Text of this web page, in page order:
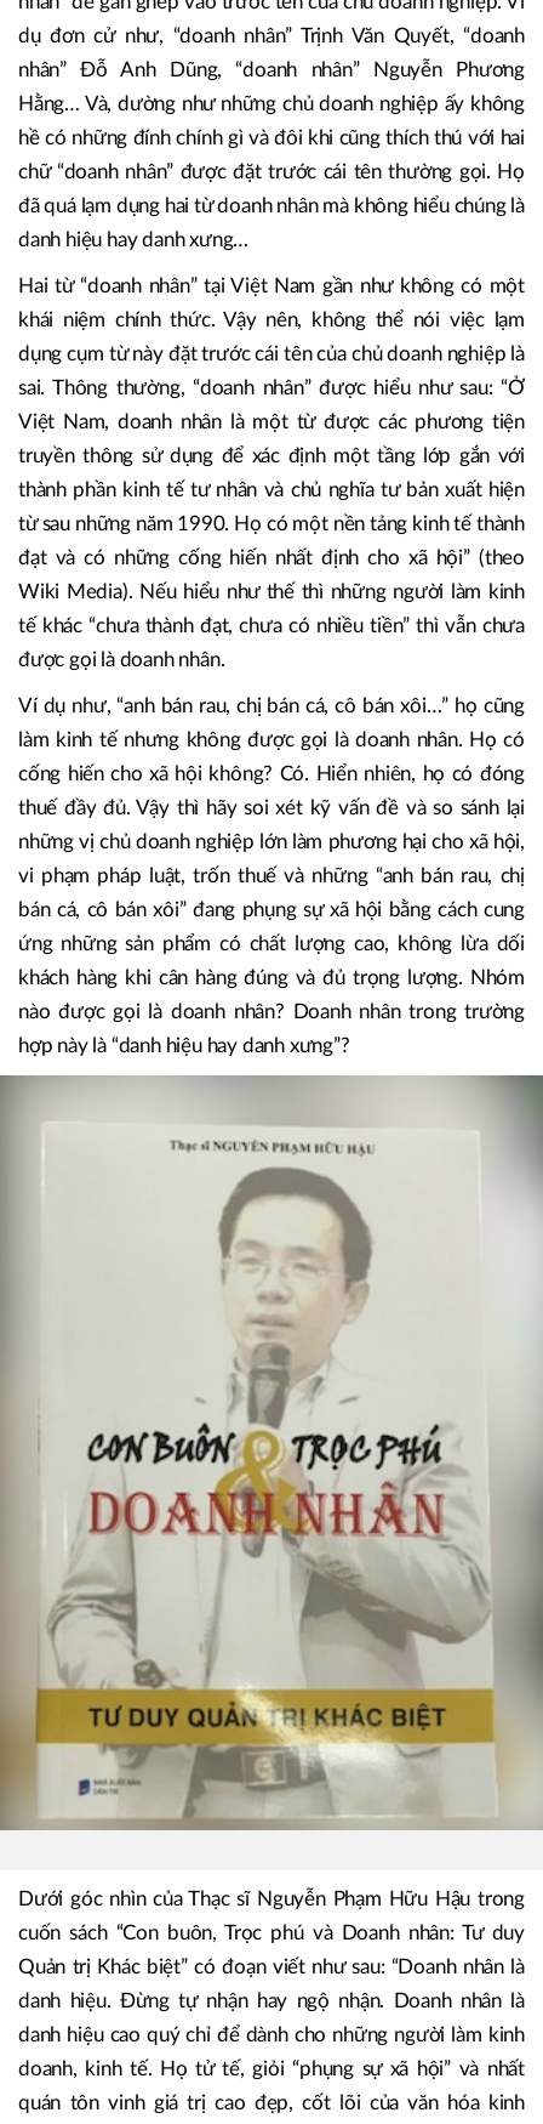
dụ đơn cử như, “doanh nhân” Trịnh Văn Quyết, “doanh
nhân” Đỗ Anh Dũng, “doanh nhân” Nguyễn Phương
Hằng… Và, dường như những chủ doanh nghiệp ấy không
hề có những đính chính gì và đôi khi cũng thích thú với hai
chữ “doanh nhân” được đặt trước cái tên thường gọi. Họ
đã quá lạm dụng hai từ doanh nhân mà không hiểu chúng là
danh hiệu hay danh xưng…
Hai từ “doanh nhân” tại Việt Nam gần như không có một
khái niệm chính thức. Vậy nên, không thể nói việc lạm
dụng cụm từ này đặt trước cái tên của chủ doanh nghiệp là
sai. Thông thường, “doanh nhân” được hiểu như sau: “Ở
Việt Nam, doanh nhân là một từ được các phương tiện
truyền thông sử dụng để xác định một tầng lớp gắn với
thành phần kinh tế tư nhân và chủ nghĩa tư bản xuất hiện
từ sau những năm 1990. Họ có một nền tảng kinh tế thành
đạt và có những cống hiến nhất định cho xã hội” (theo
Wiki Media). Nếu hiểu như thế thì những người làm kinh
tế khác “chưa thành đạt, chưa có nhiều tiền” thì vẫn chưa
được gọi là doanh nhân.
Ví dụ như, “anh bán rau, chị bán cá, cô bán xôi…” họ cũng
làm kinh tế nhưng không được gọi là doanh nhân. Họ có
cống hiến cho xã hội không? Có. Hiển nhiên, họ có đóng
thuế đầy đủ. Vậy thì hãy soi xét kỹ vấn đề và so sánh lại
những vị chủ doanh nghiệp lớn làm phương hại cho xã hội,
vi phạm pháp luật, trốn thuế và những “anh bán rau, chị
bán cá, cô bán xôi” đang phụng sự xã hội bằng cách cung
ứng những sản phẩm có chất lượng cao, không lừa dối
khách hàng khi cân hàng đúng và đủ trọng lượng. Nhóm
nào được gọi là doanh nhân? Doanh nhân trong trường
hợp này là “danh hiệu hay danh xưng”?
Dưới góc nhìn của Thạc sĩ Nguyễn Phạm Hữu Hậu trong
cuốn sách “Con buôn, Trọc phú và Doanh nhân: Tư duy
Quản trị Khác biệt” có đoạn viết như sau: “Doanh nhân là
danh hiệu. Đừng tự nhận hay ngộ nhận. Doanh nhân là
danh hiệu cao quý chỉ để dành cho những người làm kinh
doanh, kinh tế. Họ tử tế, giỏi “phụng sự xã hội” và nhất
quán tôn vinh giá trị cao đẹp, cốt lõi của văn hóa kinh